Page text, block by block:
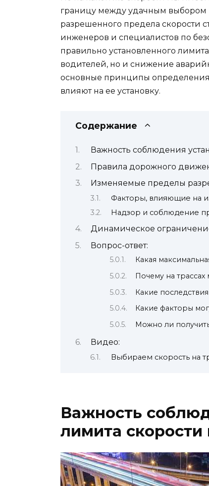
границу между удачным выбором
разрешенного предела скорости
инженеров и специалистов по
правильно установленного
водителей, но и снижение
основные принципы определения
влияют на ее установку.
Содержание
Важность соблюдения
Правила дорожного
Изменяемые пределы
Факторы, влияющие на
Надзор и соблюдение
Динамическое
Вопрос-ответ:
Какая
Почему на
Какие
Какие факторы
Можно ли
Видео:
Выбираем скорость на
Важность
лимита скорости